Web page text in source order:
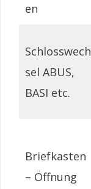
en
Schlosswech
sel ABUS,
BASI etc.
Briefkasten
– Öffnung